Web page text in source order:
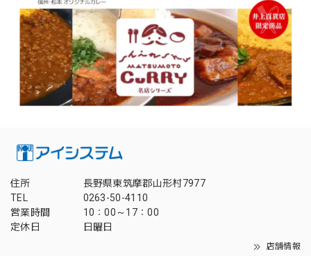
住所
長野県東筑摩郡山形村7977
TEL
0263-50-4110
営業時間
10：00～17：00
定休日
日曜日
店舗情報